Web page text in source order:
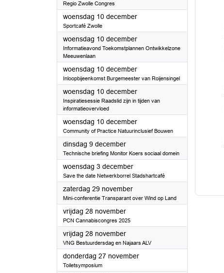
Regio Zwolle Congres
woensdag 10 december2025
Sportcafé Zwolle
woensdag 10 december2025
Informatieavond Toekomstplannen Ontwikkelzone
Meeuwenlaan
woensdag 10 december2025
Inloopbijeenkomst Burgemeester van Roijensingel
woensdag 10 december2025
Inspiratiesessie Raadslid zijn in tijden van
informatieovervloed
woensdag 10 december2025
Community of Practice Natuurinclusief Bouwen
dinsdag 9 december2025
Technische briefing Monitor Koers sociaal domein
woensdag 3 december2025
Save the date Netwerkborrel Stadshartcafé
zaterdag 29 november2025
Mini-conferentie Transparant over Wind op Land
vrijdag 28 november2025
PCN Cannabiscongres 2025
vrijdag 28 november2025
VNG Bestuurdersdag en Najaars ALV
donderdag 27 november2025
Toiletsymposium